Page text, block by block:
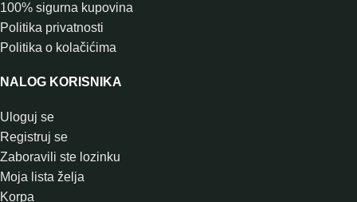
100% sigurna kupovina
Politika privatnosti
Politika o kolačićima
NALOG KORISNIKA
Uloguj se
Registruj se
Zaboravili ste lozinku
Moja lista želja
Korpa